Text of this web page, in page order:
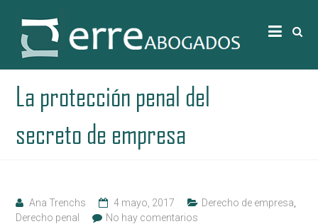
La protección penal del
secreto de empresa
Ana Trenchs 4 mayo, 2017 Derecho de empresa
Derecho penal
No hay comentarios